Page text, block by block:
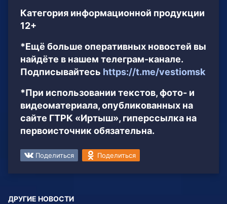
Категория информационной продукции
12+
*Ещё больше оперативных новостей вы
найдёте в нашем телеграм-канале.
Подписывайтесь https://t.me/vestiomsk
*При использовании текстов, фото- и
видеоматериала, опубликованных на
сайте ГТРК «Иртыш», гиперссылка на
первоисточник обязательна.
Поделиться Поделиться
ДРУГИЕ НОВОСТИ